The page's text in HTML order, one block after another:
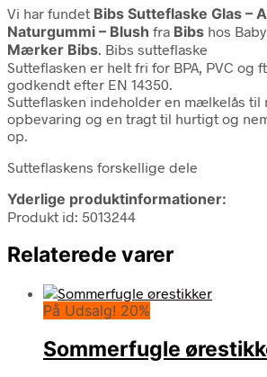
Vi har fundet Bibs Sutteflaske Glas –
Naturgummi – Blush fra Bibs hos
Mærker Bibs. Bibs sutteflaske
Sutteflasken er helt fri for BPA, PVC og
godkendt efter EN 14350.
Sutteflasken indeholder en mælkelås til
opbevaring og en tragt til hurtigt og
op.
Sutteflaskens forskellige dele
Yderlige produktinformationer:
Produkt id: 5013244
Relaterede varer
På Udsalg! 20%
Sommerfugle